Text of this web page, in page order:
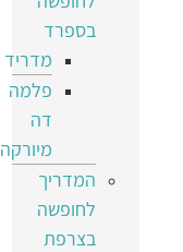
בספרד
מדריד
פלמה
דה
מיורקה
המדריך
לחופשה
בצרפת